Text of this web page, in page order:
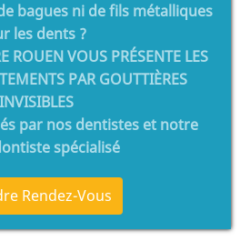
bagues ni de fils métalliques
les dents ?
ROUEN VOUS PRÉSENTE LES
PAR GOUTTIÈRES
INVISIBLES
par nos dentistes et notre
spécialisé
Rendez-Vous